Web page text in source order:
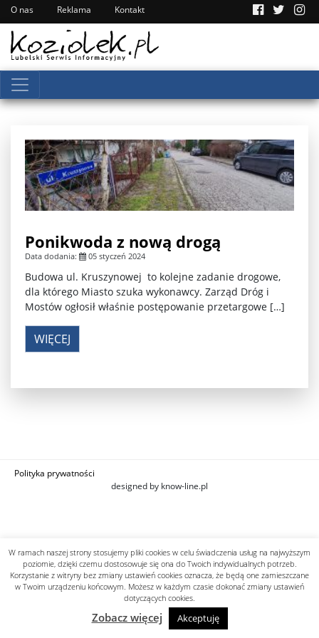
O nas Reklama Kontakt
Ponikwoda z nową drogą
Data dodania: 05 styczeń 2024
Budowa ul. Kruszynowej to kolejne zadanie drogowe,
dla którego Miasto szuka wykonawcy. Zarząd Dróg i
Mostów ogłosił właśnie postępowanie przetargowe […]
WIĘCEJ
Polityka prywatności
designed by know-line.pl
W ramach naszej strony stosujemy pliki cookies w celu świadczenia usług na najwyższym
poziomie, dzięki czemu dostosowuje się ona do Twoich indywidualnych potrzeb.
Korzystanie z witryny bez zmiany ustawień cookies oznacza, że będą one zamieszczane
w Twoim urządzeniu końcowym. Możesz w każdym czasie dokonać zmiany ustawień
dotyczących cookies.
Zobacz więcej Akceptuję